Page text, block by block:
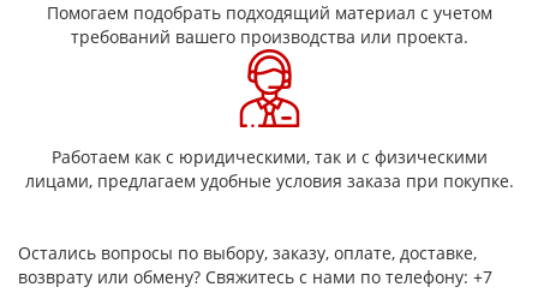
Помогаем подобрать подходящий материал с учетом
требований вашего производства или проекта.
Работаем как с юридическими, так и с физическими
лицами, предлагаем удобные условия заказа при покупке.
Остались вопросы по выбору, заказу, оплате, доставке,
возврату или обмену? Свяжитесь с нами по телефону: +7